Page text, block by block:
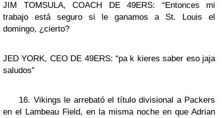
JIM TOMSULA, COACH DE 49ERS: “Entonces mi
trabajo está seguro si le ganamos a St. Louis el
domingo, ¿cierto?
JED YORK, CEO DE 49ERS: “pa k kieres saber eso jaja
saludos”
16. Vikings le arrebató el título divisional a Packers
en el Lambeau Field, en la misma noche en que Adrian